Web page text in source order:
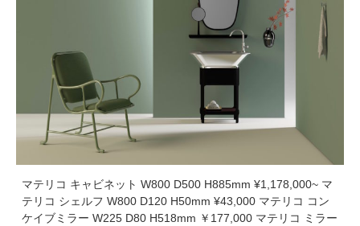
マテリコ キャビネット W800 D500 H885mm ¥1,178,000~ マ
テリコ シェルフ W800 D120 H50mm ¥43,000 マテリコ コン
ケイブミラー W225 D80 H518mm ￥177,000 マテリコ ミラー